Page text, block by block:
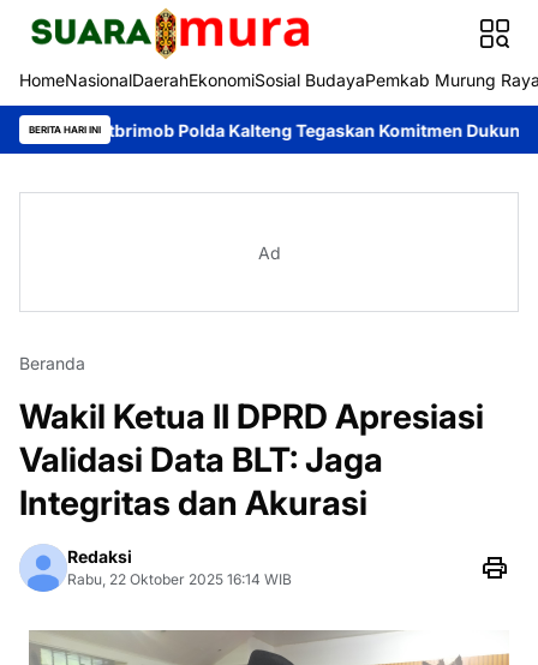
HomeNasionalDaerahEkonomiSosial BudayaPemkab Murung
BERITA HARI INI
Satbrimob Polda Kalteng Tegaskan Komitmen Dukung
Ad
Beranda
Wakil Ketua II DPRD Apresiasi
Validasi Data BLT: Jaga
Integritas dan Akurasi
Redaksi
Rabu, 22 Oktober 2025 16:14 WIB